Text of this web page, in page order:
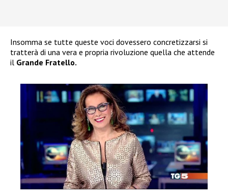
Insomma se tutte queste voci dovessero concretizzarsi si
tratterà di una vera e propria rivoluzione quella che attende
il Grande Fratello.